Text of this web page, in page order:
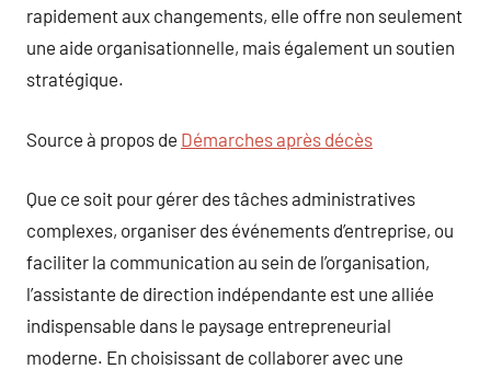
rapidement aux changements, elle offre non seulement
une aide organisationnelle, mais également un soutien
stratégique.
Source à propos de Démarches après décès
Que ce soit pour gérer des tâches administratives
complexes, organiser des événements d’entreprise, ou
faciliter la communication au sein de l’organisation,
l’assistante de direction indépendante est une alliée
indispensable dans le paysage entrepreneurial
moderne. En choisissant de collaborer avec une